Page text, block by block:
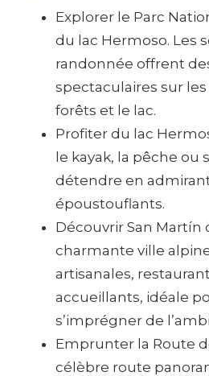
Explorer le Parc
du lac Hermoso. Les
randonnée offrent
spectaculaires sur
forêts et le lac.
Profiter du lac
le kayak, la pêche ou
détendre en
époustouflants.
Découvrir San Martín
charmante ville
artisanales,
accueillants, idéale
s’imprégner de
Emprunter la Route
célèbre route